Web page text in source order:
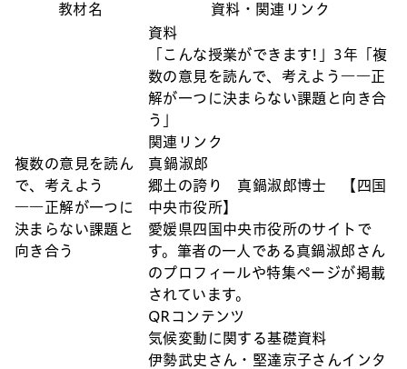
教材名
資料・関連リンク
複数の意見を読ん
で、考えよう
――正解が一つに
決まらない課題と
向き合う
資料
「こんな授業ができます!」3年「複
数の意見を読んで、考えよう――正
解が一つに決まらない課題と向き合
う」
関連リンク
真鍋淑郎
郷土の誇り 真鍋淑郎博士 【四国
中央市役所】
愛媛県四国中央市役所のサイトで
す。筆者の一人である真鍋淑郎さん
のプロフィールや特集ページが掲載
されています。
QRコンテンツ
気候変動に関する基礎資料
伊勢武史さん・堅達京子さんインタ